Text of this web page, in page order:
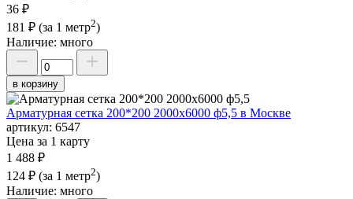
36 ₽
181 ₽ (за 1 метр2)
Наличие: много
в корзину
Арматурная сетка 200*200 2000х6000 ф5,5 в Москве
артикул: 6547
Цена за 1 карту
1 488 ₽
124 ₽ (за 1 метр2)
Наличие: много